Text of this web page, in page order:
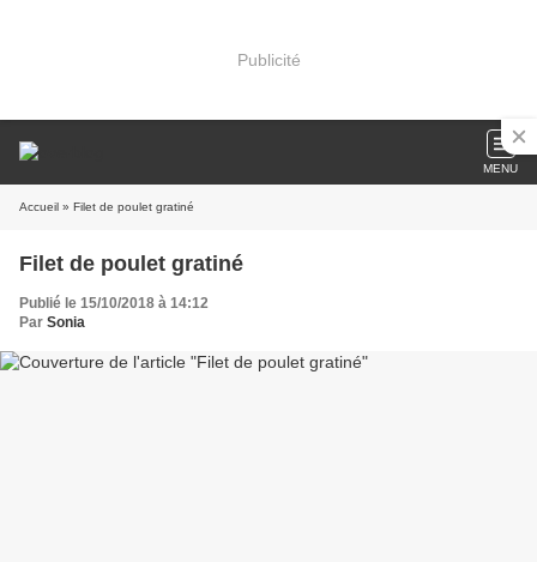
Publicité
MENU
Accueil » Filet de poulet gratiné
Filet de poulet gratiné
Publié le 15/10/2018 à 14:12
Par Sonia